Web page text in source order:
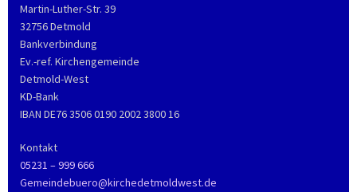
Martin-Luther-Str. 39
32756 Detmold
Bankverbindung
Ev.-ref. Kirchengemeinde
Detmold-West
KD-Bank
IBAN DE76 3506 0190 2002 3800 16
Kontakt
05231 – 999 666
Gemeindebuero@kirchedetmoldwest.de